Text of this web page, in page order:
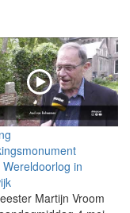
in
Martijn Vroom